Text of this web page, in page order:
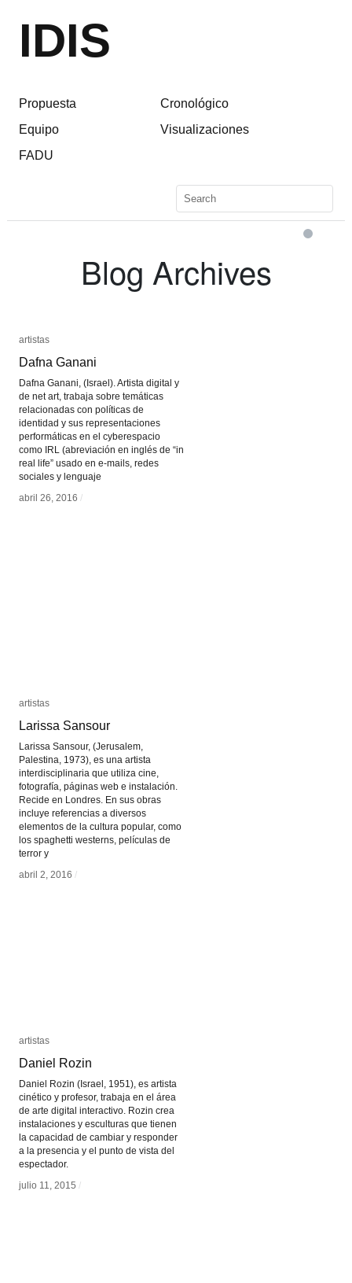
IDIS
Propuesta
Equipo
FADU
Cronológico
Visualizaciones
Blog Archives
artistas
Dafna Ganani
Dafna Ganani, (Israel). Artista digital y
de net art, trabaja sobre temáticas
relacionadas con políticas de
identidad y sus representaciones
performáticas en el cyberespacio
como IRL (abreviación en inglés de “in
real life” usado en e-mails, redes
sociales y lenguaje
abril 26, 2016 /
artistas
Dafna Ganani
abril 26, 2016 /
artistas
Larissa Sansour
Larissa Sansour, (Jerusalem,
Palestina, 1973), es una artista
interdisciplinaria que utiliza cine,
fotografía, páginas web e instalación.
Recide en Londres. En sus obras
incluye referencias a diversos
elementos de la cultura popular, como
los spaghetti westerns, películas de
terror y
abril 2, 2016 /
artistas
Larissa Sansour
abril 2, 2016 /
artistas
Daniel Rozin
Daniel Rozin (Israel, 1951), es artista
cinético y profesor, trabaja en el área
de arte digital interactivo. Rozin crea
instalaciones y esculturas que tienen
la capacidad de cambiar y responder
a la presencia y el punto de vista del
espectador.
julio 11, 2015 /
artistas
Daniel Rozin
julio 11, 2015 /